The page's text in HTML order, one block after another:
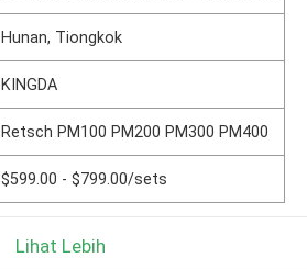
Hunan, Tiongkok
KINGDA
Retsch PM100 PM200 PM300 PM400
$599.00 - $799.00/sets
Lihat Lebih